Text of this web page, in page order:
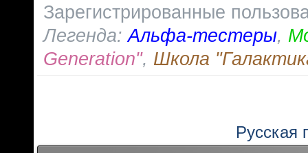
Зарегистрированные
Легенда:Альфа-тестеры,
Generation", Школа
Русская